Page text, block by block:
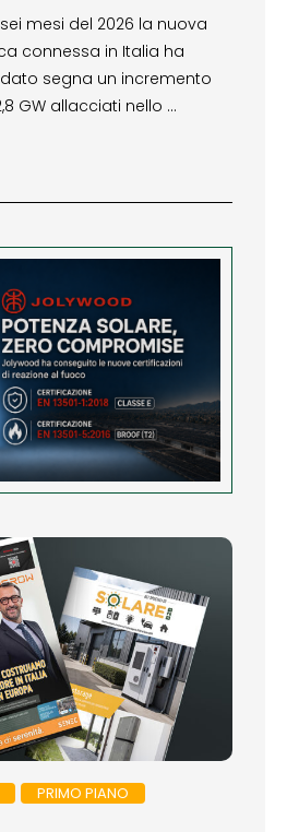
mesi del 2026 la nuova
connessa in Italia ha
dato segna un incremento
GW allacciati nello …
PRIMO PIANO